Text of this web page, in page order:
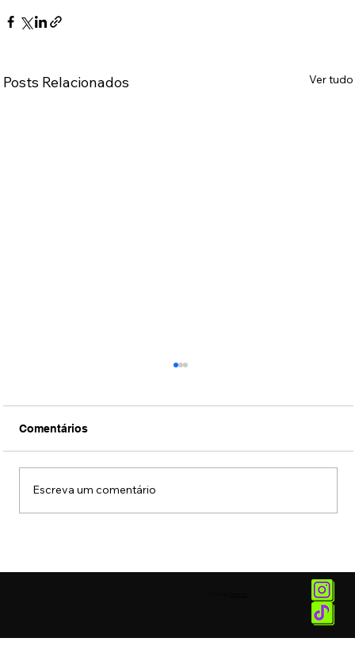
Posts Relacionados Ver tudo
Comentários
Escreva um comentário